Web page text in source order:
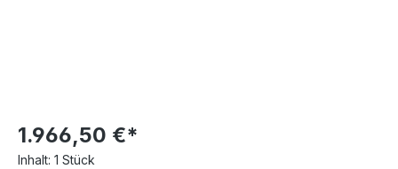
1.966,50 €*
Inhalt: 1 Stück